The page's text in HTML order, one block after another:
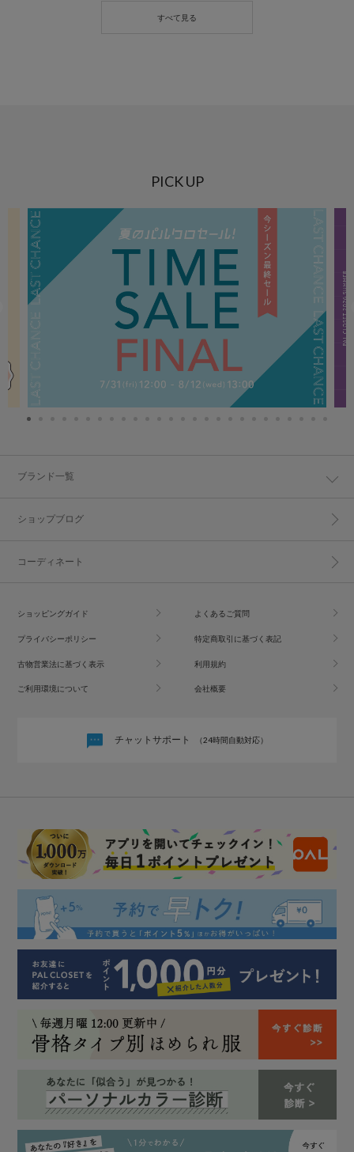
PICK UP
ブランド一覧
ショップブログ
コーディネート
ショッピングガイド よくあるご質問
プライバシーポリシー 特定商取引に基づく表記
古物営業法に基づく表示 利用規約
ご利用環境について 会社概要
チャットサポート （24時間自動対応）